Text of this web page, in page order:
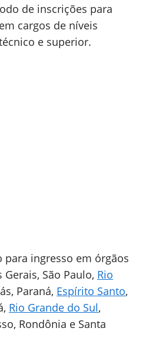
de inscrições para
cargos de níveis
e superior.
ingresso em órgãos
São Paulo, Rio
Paraná, Espírito Santo,
Rio Grande do Sul,
Rondônia e Santa